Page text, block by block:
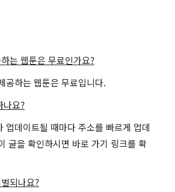
는 웹툰은 무료인가요?
공하는 웹툰은 무료입니다.
나요?
업데이트될 때마다 주소를 빠르게 업데
글을 확인하시면 바로 가기 링크를 확
되나요?